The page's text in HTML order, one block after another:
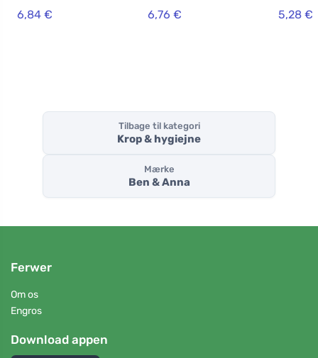
6,84 € 6,76 €
Tender
5,28 €
Tilbage til kategori
Krop & hygiejne
Mærke
Ben & Anna
Ferwer
Om os
Engros
Download appen